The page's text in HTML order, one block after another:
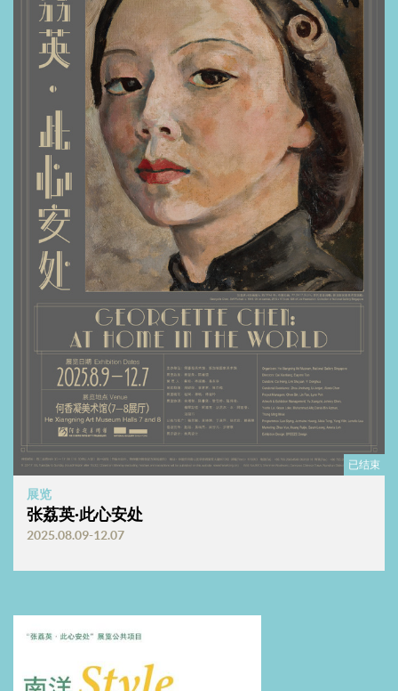
已结束
展览
张荔英·此心安处
2025.08.09-12.07